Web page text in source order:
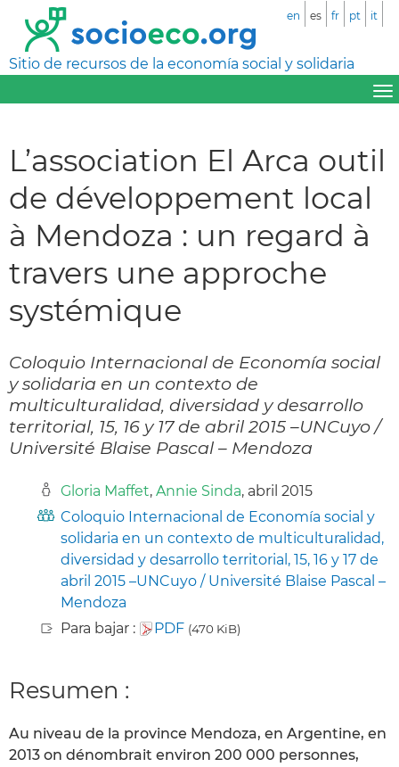
Sitio de recursos de la economía social y solidaria
en es fr pt it
L’association El Arca outil
de développement local
à Mendoza : un regard à
travers une approche
systémique
Coloquio Internacional de Economía social
y solidaria en un contexto de
multiculturalidad, diversidad y desarrollo
territorial, 15, 16 y 17 de abril 2015 –UNCuyo /
Université Blaise Pascal – Mendoza
Gloria Maffet, Annie Sinda, abril 2015
Coloquio Internacional de Economía social y
solidaria en un contexto de multiculturalidad,
diversidad y desarrollo territorial, 15, 16 y 17 de
abril 2015 –UNCuyo / Université Blaise Pascal –
Mendoza
Para bajar :
PDF (470 KiB)
Resumen :
Au niveau de la province Mendoza, en Argentine, en
2013 on dénombrait environ 200 000 personnes,